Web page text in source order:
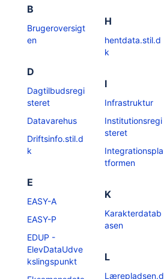
B
Brugeroversigt
en
D
Dagtilbudsregi
steret
Datavarehus
Driftsinfo.stil.d
k
E
EASY-A
EASY-P
EDUP -
ElevDataUdve
kslingspunkt
H
hentdata.stil.d
k
I
Infrastruktur
Institutionsregi
steret
Integrationspla
tformen
K
Karakterdatab
asen
L
Lærepladsen.d